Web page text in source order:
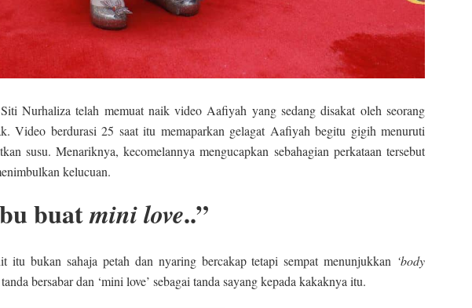
Nurhaliza telah memuat naik video Aafiyah yang sedang disakat oleh seorang
Video berdurasi 25 saat itu memaparkan gelagat Aafiyah begitu gigih menuruti
susu. Menariknya, kecomelannya mengucapkan sebahagian perkataan tersebut
kelucuan.
buatmini love..”
itu bukan sahaja petah dan nyaring bercakap tetapi sempat menunjukkan ‘body
bersabar dan ‘mini love’ sebagai tanda sayang kepada kakaknya itu.